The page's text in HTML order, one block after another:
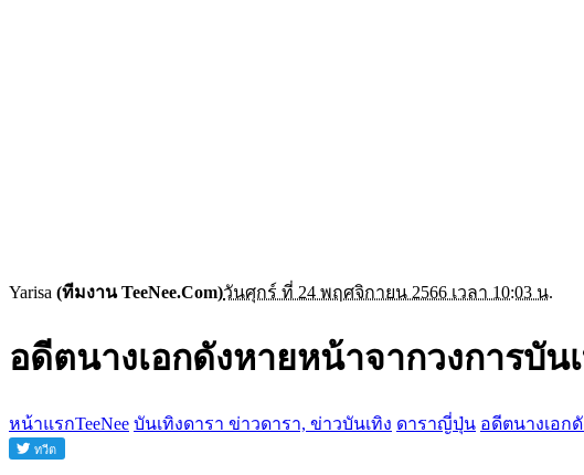
Yarisa (ทีมงาน TeeNee.Com)วันศุกร์ ที่ 24 พฤศจิกายน 2566 เวลา 10:03 น.
อดีตนางเอกดังหายหน้าจากวงการบั
หน้าแรกTeeNee บันเทิงดารา ข่าวดารา, ข่าวบันเทิง ดาราญี่ปุ่น อดีตนางเอก